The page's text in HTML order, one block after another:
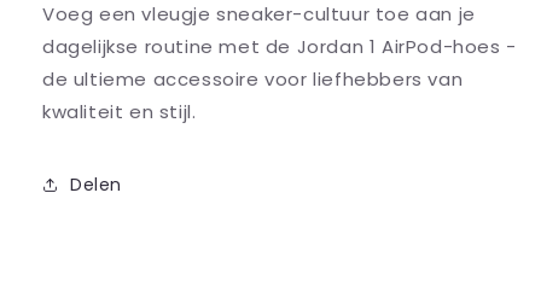
Voeg een vleugje sneaker-cultuur toe aan je
dagelijkse routine met de Jordan 1 AirPod-hoes -
de ultieme accessoire voor liefhebbers van
kwaliteit en stijl.
Delen